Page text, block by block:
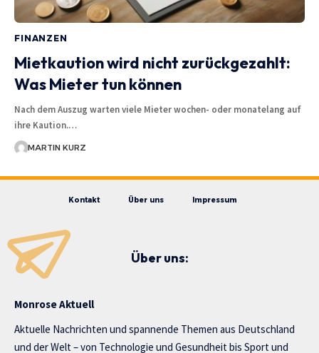
FINANZEN
Mietkaution wird nicht zurückgezahlt:
Was Mieter tun können
Nach dem Auszug warten viele Mieter wochen- oder monatelang auf
ihre Kaution.…
MARTIN KURZ
Kontakt Über uns Impressum
Über uns:
Monrose Aktuell
Aktuelle Nachrichten und spannende Themen aus Deutschland
und der Welt – von Technologie und Gesundheit bis Sport und